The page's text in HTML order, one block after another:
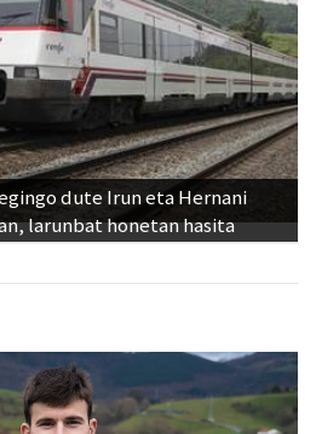
dute Irun eta Hernani
larunbat honetan hasita